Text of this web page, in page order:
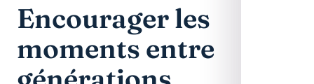
Encourager les
moments entre